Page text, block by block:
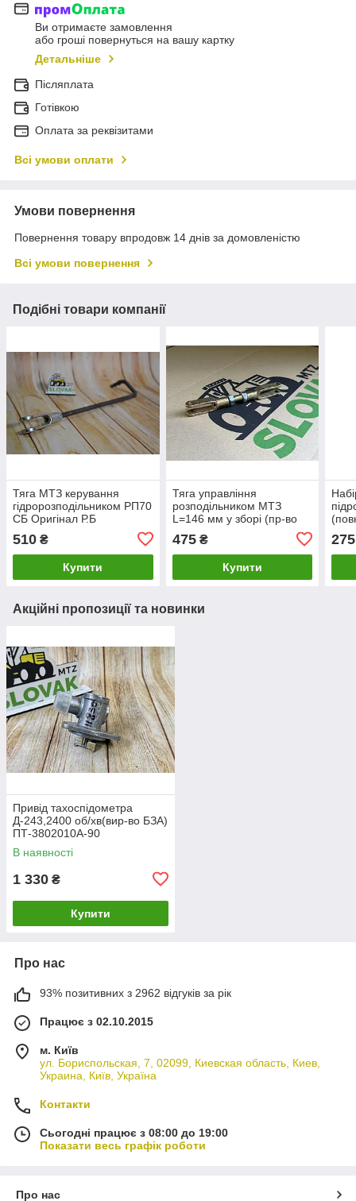
Ви отримаєте замовлення
або гроші повернуться на вашу картку
Детальніше
Післяплата
Готівкою
Оплата за реквізитами
Всі умови оплати
Умови повернення
Повернення товару впродовж 14 днів за домовленістю
Всі умови повернення
Подібні товари компанії
Тяга МТЗ керування
гідророзподільником РП70
СБ Оригінал Р.Б
(кат.Р1221-4607260-Б-01)
510 ₴
Купити
Тяга управління
розподільником МТЗ
L=146 мм у зборі (пр-во
475₴
Купити
275
Акційні пропозиції та новинки
Привід тахоспідометра
Д-243,2400 об/хв(вир-во БЗА)
ПТ-3802010А-90
В наявності
1 330 ₴
Купити
Про нас
93% позитивних з 2962 відгуків за рік
Працює з 02.10.2015
м. Київ
ул. Бориспольская, 7, 02099, Киевская область, Киев,
Украина, Київ, Україна
Контакти
Сьогодні працює з 08:00 до 19:00
Показати весь графік роботи
Про нас